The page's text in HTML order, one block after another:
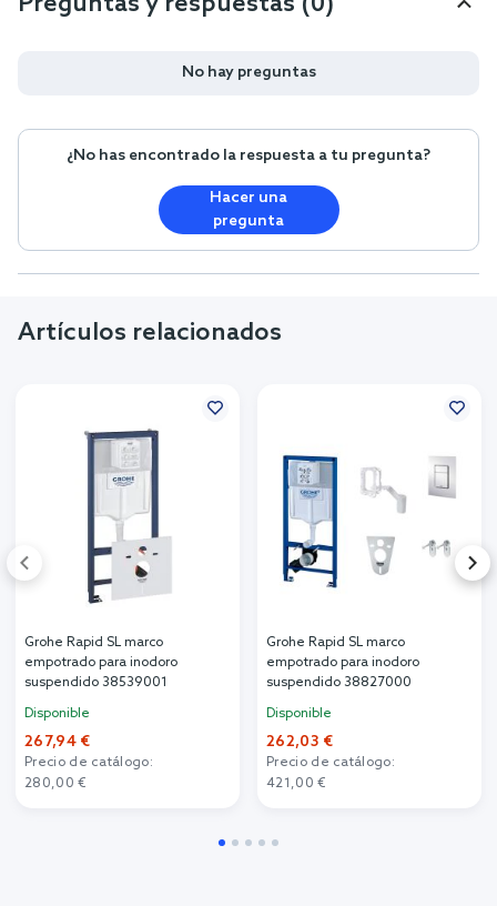
No hay preguntas
¿No has encontrado la respuesta a tu pregunta?
Hacer una
pregunta
Artículos relacionados
Grohe Rapid SL marco
empotrado para inodoro
suspendido 38539001
Disponible
267,94 €
Precio de catálogo:
280,00 €
Grohe Rapid SL marco
empotrado para inodoro
suspendido 38827000
Disponible
262,03 €
Precio de catálogo:
421,00 €